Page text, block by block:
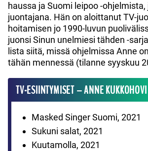
haussa ja Suomi leipoo -
juontajana. Hän on aloittanut TV-
hoitamisen jo 1990-luvun
juonsi Sinun unelmiesi tähden -
lista siitä, missä ohjelmissa Anne
tähän mennessä (tilanne syyskuu
TV-ESIINTYMISET – ANNE KUKKOHOVI
Masked Singer Suomi, 2021
Sukuni salat, 2021
Kuutamolla, 2021